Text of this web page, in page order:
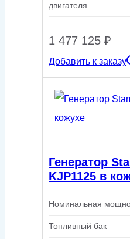
двигателя
1 477 125 ₽
Добавить к заказу
Генератор
KJP1125 в
Номинальная
Топливный бак